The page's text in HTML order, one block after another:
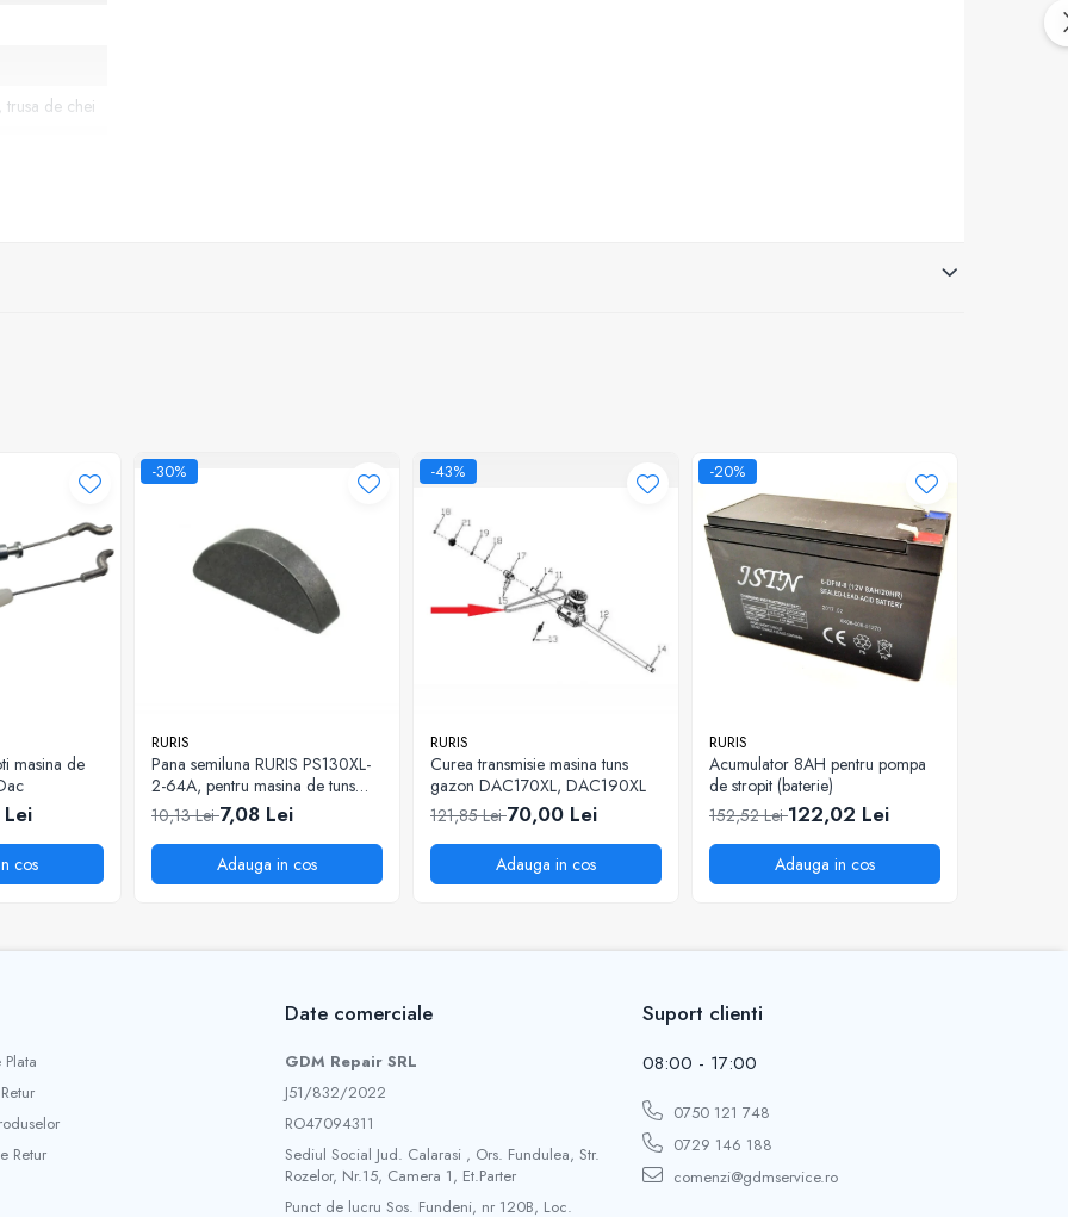
trusa de chei
masina de
cos
-30%
RURIS
Pana semiluna RURIS PS130XL-
2-64A, pentru masina de tuns
iarba Ruris DAC 130XL
10,13 Lei7,08 Lei
Adauga in cos
-43%
RURIS
Curea transmisie masina tuns
gazon DAC170XL, DAC190XL
121,85 Lei70,00 Lei
Adauga in cos
-20%
RURIS
Acumulator 8AH pentru pompa
de stropit (baterie)
152,52 Lei122,02 Lei
Adauga in cos
Retur
Date comerciale
GDM Repair SRL
J51/832/2022
RO47094311
Sediul Social Jud. Calarasi , Ors. Fundulea, Str.
Rozelor, Nr.15, Camera 1, Et.Parter
Punct de lucru Sos. Fundeni, nr 120B, Loc.
Suport clienti
08:00 - 17:00
0750 121 748
0729 146 188
comenzi@gdmservice.ro